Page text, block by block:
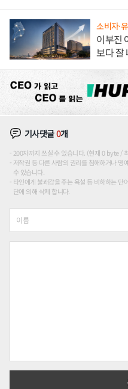
소비자·
이부진
보다 잘
기사댓글0개
200자까지 쓰실 수 있습니다. (현재 0 byte /
저작권 등 다른 사람의 권리를 침해하거나 명
수 있습니다.
타인에게 불쾌감을 주는 욕설 등 비하하는
단에 의해 삭제 합니다.